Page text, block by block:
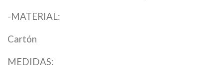
-MATERIAL:
Cartón
MEDIDAS: